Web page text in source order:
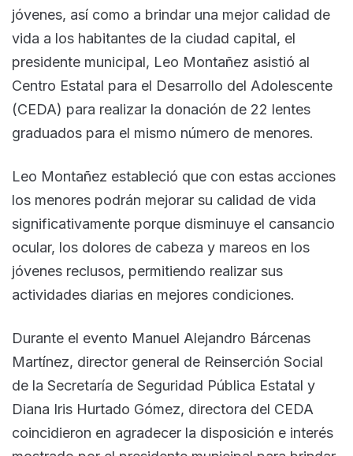
jóvenes, así como a brindar una mejor calidad de
vida a los habitantes de la ciudad capital, el
presidente municipal, Leo Montañez asistió al
Centro Estatal para el Desarrollo del Adolescente
(CEDA) para realizar la donación de 22 lentes
graduados para el mismo número de menores.
Leo Montañez estableció que con estas acciones
los menores podrán mejorar su calidad de vida
significativamente porque disminuye el cansancio
ocular, los dolores de cabeza y mareos en los
jóvenes reclusos, permitiendo realizar sus
actividades diarias en mejores condiciones.
Durante el evento Manuel Alejandro Bárcenas
Martínez, director general de Reinserción Social
de la Secretaría de Seguridad Pública Estatal y
Diana Iris Hurtado Gómez, directora del CEDA
coincidieron en agradecer la disposición e interés